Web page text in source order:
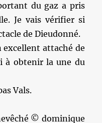
du gaz a pris
Je vais vérifier si
de Dieudonné.
excellent attaché de
à obtenir la une du
Vals.
© dominique